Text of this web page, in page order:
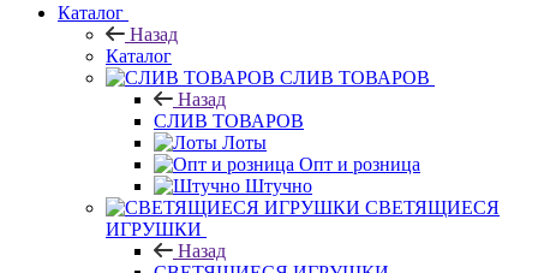
Каталог
Назад
Каталог
CЛИВ ТОВАРОВ
Назад
CЛИВ ТОВАРОВ
Лоты
Опт и розница
Штучно
СВЕТЯЩИЕСЯ
ИГРУШКИ
Назад